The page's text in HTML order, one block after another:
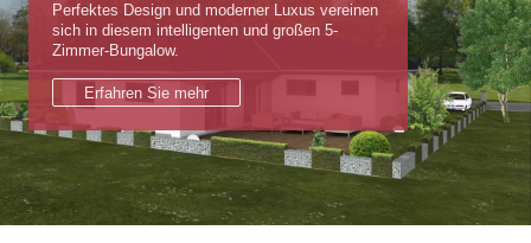
Perfektes Design und moderner Luxus vereinen
sich in diesem intelligenten und großen 5-
Zimmer-Bungalow.
Erfahren Sie mehr